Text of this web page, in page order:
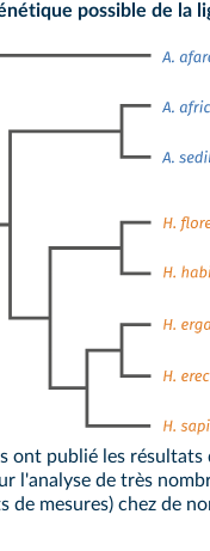
possible de la
ont publié les
l'analyse de très
de mesures) chez de